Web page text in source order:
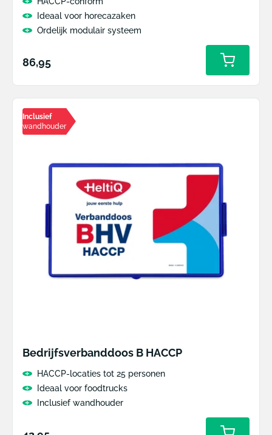
Ideaal voor horecazaken
Ordelijk modulair systeem
Normale
86,95
Inclusief
wandhouder
Bedrijfsverbanddoos B HACCP
HACCP-locaties tot 25 personen
Ideaal voor foodtrucks
Inclusief wandhouder